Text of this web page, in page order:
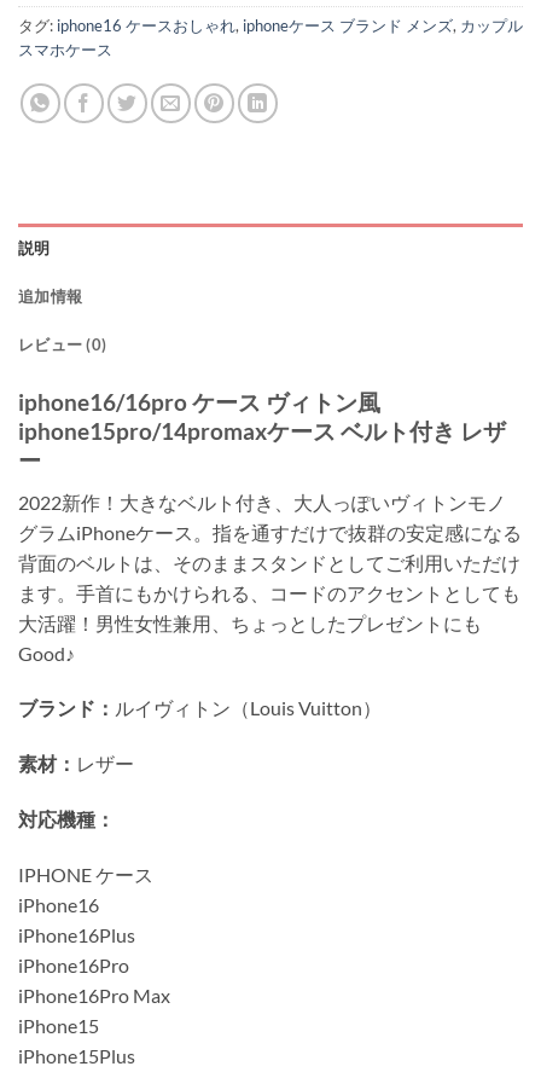
タグ: iphone16 ケースおしゃれ, iphoneケース ブランド メンズ, カップル
スマホケース
説明
追加情報
レビュー (0)
iphone16/16pro ケース ヴィトン風
iphone15pro/14promaxケース ベルト付き レザ
ー
2022新作！大きなベルト付き、大人っぽいヴィトンモノ
グラムiPhoneケース。指を通すだけで抜群の安定感になる
背面のベルトは、そのままスタンドとしてご利用いただけ
ます。手首にもかけられる、コードのアクセントとしても
大活躍！男性女性兼用、ちょっとしたプレゼントにも
Good♪
ブランド： ルイヴィトン（Louis Vuitton）
素材： レザー
対応機種：
IPHONE ケース
iPhone16
iPhone16Plus
iPhone16Pro
iPhone16Pro Max
iPhone15
iPhone15Plus